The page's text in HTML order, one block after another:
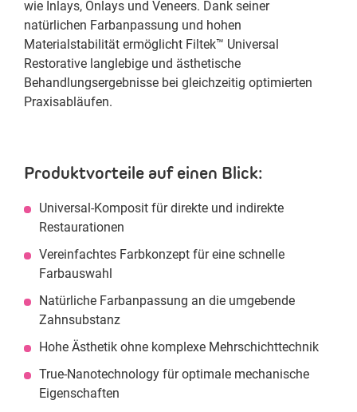
wie Inlays, Onlays und Veneers. Dank seiner
natürlichen Farbanpassung und hohen
Materialstabilität ermöglicht Filtek™ Universal
Restorative langlebige und ästhetische
Behandlungsergebnisse bei gleichzeitig optimierten
Praxisabläufen.
Produktvorteile auf einen Blick:
Universal-Komposit für direkte und indirekte
Restaurationen
Vereinfachtes Farbkonzept für eine schnelle
Farbauswahl
Natürliche Farbanpassung an die umgebende
Zahnsubstanz
Hohe Ästhetik ohne komplexe Mehrschichttechnik
True-Nanotechnology für optimale mechanische
Eigenschaften